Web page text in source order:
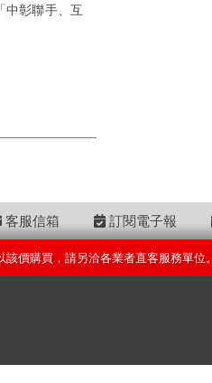
中彰聯手、互
客服信箱 訂閱電子報
價購買，請另洽各業者直客服務單位。